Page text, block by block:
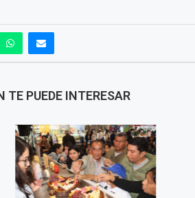
TE PUEDE INTERESAR